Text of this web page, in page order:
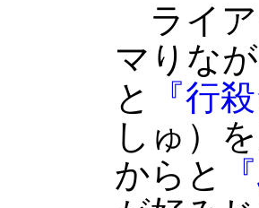
ライア
マりな
と
『行
しゅ）
からと